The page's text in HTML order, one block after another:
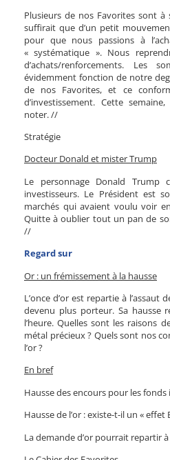
Plusieurs de nos Favorites sont
suffirait que d’un petit
pour que nous passions à
« systématique ». Nous
d’achats/renforcements. Les
évidemment fonction de notre
de nos Favorites, et ce
d’investissement. Cette
noter.//
Stratégie
Docteur Donald et mister Trump
Le personnage Donald Trump
investisseurs. Le Président est
marchés qui avaient voulu voir
Quitte à oublier tout un pan de
//
Regard sur
Or : un frémissement à la hausse
L’once d’or est repartie à l’assaut
devenu plus porteur. Sa hausse
l’heure. Quelles sont les raisons
métal précieux ? Quels sont nos
l’or ?
En bref
Hausse des encours pour les fonds
Hausse de l’or : existe-t-il un « effet
La demande d’or pourrait repartir